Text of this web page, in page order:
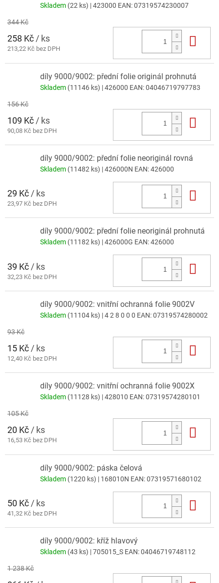
Skladem (22 ks) | 423000 EAN:07319574230007
344 Kč
258 Kč/ ks
213,22 Kč bez DPH
díly 9000/9002: přední folie originál prohnutá
Skladem (11146 ks) | 426000 EAN:04046719797783
156 Kč
109 Kč / ks
90,08 Kč bez DPH
díly 9000/9002: přední folie neoriginál rovná
Skladem (11482 ks) | 426000N EAN:426000
29 Kč/ ks
23,97 Kč bez DPH
díly 9000/9002: přední folie neoriginál prohnutá
Skladem (11182 ks) | 426000G EAN:426000
39 Kč / ks
32,23 Kč bez DPH
díly 9000/9002: vnitřní ochranná folie 9002V
Skladem (11104 ks) | 4 2 8 0 0 0 EAN:07319574280002
93 Kč
15 Kč / ks
12,40 Kč bez DPH
díly 9000/9002: vnitřní ochranná folie 9002X
Skladem (11128 ks) | 428010 EAN:07319574280101
105 Kč
20 Kč/ ks
16,53 Kč bez DPH
díly 9000/9002: páska čelová
Skladem (1220 ks) | 168010N EAN:07319571680102
50 Kč / ks
41,32 Kč bez DPH
díly 9000/9002: kříž hlavový
Skladem (43 ks) | 705015_S EAN:04046719748112
1 238 Kč